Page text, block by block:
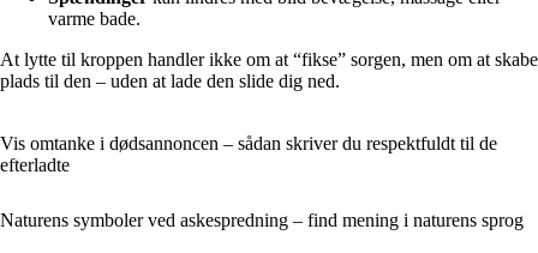
varme bade.
At lytte til kroppen handler ikke om at “fikse” sorgen, men om at skabe
plads til den – uden at lade den slide dig ned.
Vis omtanke i dødsannoncen – sådan skriver du respektfuldt til de
efterladte
Naturens symboler ved askespredning – find mening i naturens sprog